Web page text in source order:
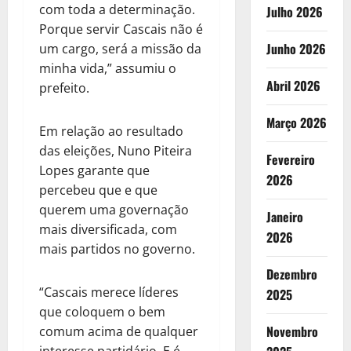
com toda a determinação.
Porque servir Cascais não é
um cargo, será a missão da
minha vida,” assumiu o
prefeito.
Em relação ao resultado
das eleições, Nuno Piteira
Lopes garante que
percebeu que e que
querem uma governação
mais diversificada, com
mais partidos no governo.
“Cascais merece líderes
que coloquem o bem
comum acima de qualquer
Julho 2026
Junho 2026
Abril 2026
Março 2026
Fevereiro
2026
Janeiro
2026
Dezembro
2025
Novembro